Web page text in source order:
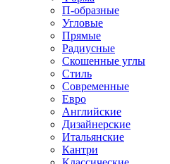
П-образные
Угловые
Прямые
Радиусные
Скошенные углы
Стиль
Современные
Евро
Английские
Дизайнерские
Итальянские
Кантри